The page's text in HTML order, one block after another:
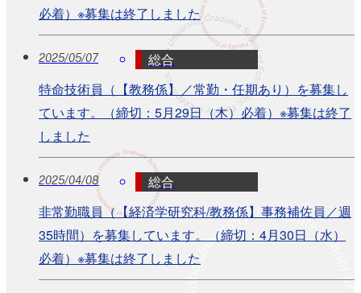
必着）※募集は終了しました
2025/05/07
総合
特命技術員（【教務係】／常勤・任期あり）を募集し
ています。（締切：5月29日（木）必着）※募集は終了
しました
2025/04/08
総合
非常勤職員（【経済学研究科/教務係】事務補佐員／週
35時間）を募集しています。（締切：4月30日（水）
必着）※募集は終了しました